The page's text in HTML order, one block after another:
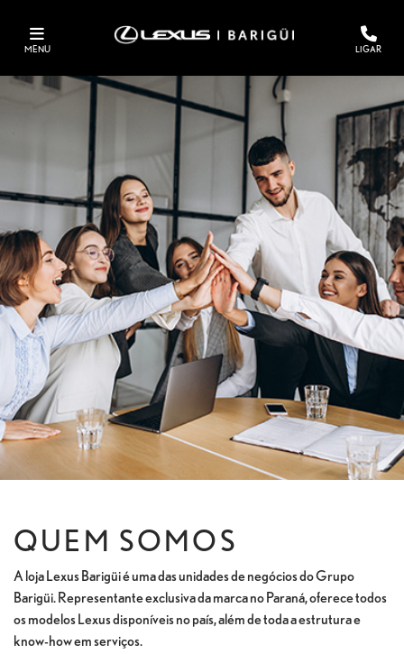
MENU LIGAR
QUEM SOMOS
A loja Lexus Barigüi é uma das unidades de negócios do Grupo
Barigüi. Representante exclusiva da marca no Paraná, oferece todos
os modelos Lexus disponíveis no país, além de toda a estrutura e
know-how em serviços.